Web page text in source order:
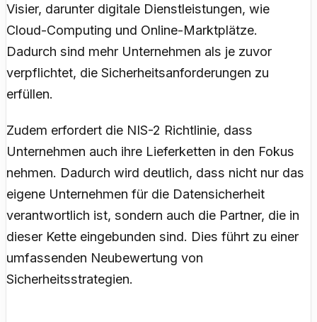
Visier, darunter digitale Dienstleistungen, wie
Cloud-Computing und Online-Marktplätze.
Dadurch sind mehr Unternehmen als je zuvor
verpflichtet, die Sicherheitsanforderungen zu
erfüllen.
Zudem erfordert die NIS-2 Richtlinie, dass
Unternehmen auch ihre Lieferketten in den Fokus
nehmen. Dadurch wird deutlich, dass nicht nur das
eigene Unternehmen für die Datensicherheit
verantwortlich ist, sondern auch die Partner, die in
dieser Kette eingebunden sind. Dies führt zu einer
umfassenden Neubewertung von
Sicherheitsstrategien.